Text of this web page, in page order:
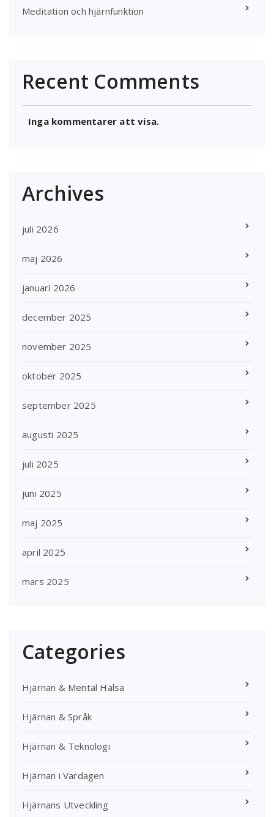
Meditation och hjärnfunktion
Recent Comments
Inga kommentarer att visa.
Archives
juli 2026
maj 2026
januari 2026
december 2025
november 2025
oktober 2025
september 2025
augusti 2025
juli 2025
juni 2025
maj 2025
april 2025
mars 2025
Categories
Hjärnan & Mental Hälsa
Hjärnan & Språk
Hjärnan & Teknologi
Hjärnan i Vardagen
Hjärnans Utveckling